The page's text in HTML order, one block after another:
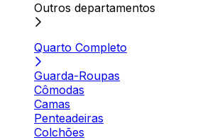
Outros departamentos
Quarto Completo
Guarda-Roupas
Cômodas
Camas
Penteadeiras
Colchões